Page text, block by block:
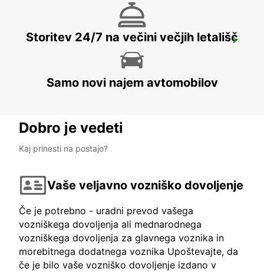
MARTIGUES PORT-DE-BOUC
PORT DE BOUC - FRANCE
Storitev 24/7 na večini večjih letališč
Samo novi najem avtomobilov
Dobro je vedeti
Kaj prinesti na postajo?
Vaše veljavno vozniško dovoljenje
Če je potrebno - uradni prevod vašega
vozniškega dovoljenja ali mednarodnega
vozniškega dovoljenja za glavnega voznika in
morebitnega dodatnega voznika Upoštevajte, da
če je bilo vaše vozniško dovoljenje izdano v